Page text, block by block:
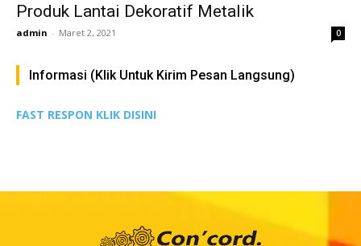
Produk Lantai Dekoratif Metalik
admin - Maret 2, 2021 0
Informasi (Klik Untuk Kirim Pesan Langsung)
FAST RESPON KLIK DISINI